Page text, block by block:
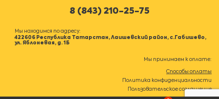
8 (843) 210-25-75
Мы находимся по адресу:
422606 Республика Татарстан, Лаишевский район, с.Габишево,
ул. Яблоневая, д. 1Б
Мы принимаем к оплате:
Способы оплаты
Политика конфиденциальности
Пользовательское соглашение